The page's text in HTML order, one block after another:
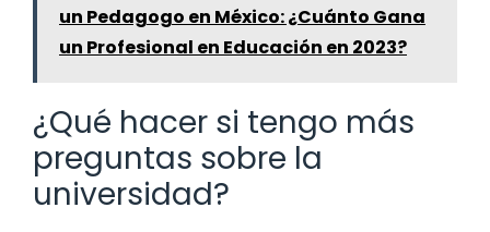
un Pedagogo en México: ¿Cuánto Gana
un Profesional en Educación en 2023?
¿Qué hacer si tengo más
preguntas sobre la
universidad?